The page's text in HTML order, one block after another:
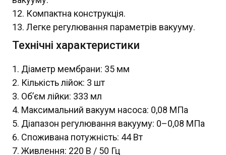
Компактна конструкція.
Легке регулювання параметрів вакууму.
Технічні характеристики
Діаметр мембрани: 35 мм
Кількість лійок: 3 шт
Об’єм лійки: 333 мл
Максимальний вакуум насоса: 0,08 МПа
Діапазон регулювання вакууму: 0–0,08 МПа
Споживана потужність: 44 Вт
Живлення: 220 В / 50 Гц